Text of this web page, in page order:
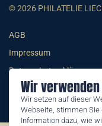
Wir
Wir setzen auf dieser
Webseite, stimmen Sie
Information dazu, wie
© 2026 PHILATELIE
AGB
Impressum
Datenschutzerklärung